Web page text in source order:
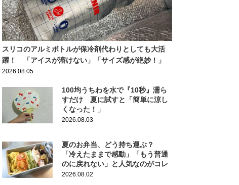
スリコのアルミボトルが保冷剤代わりとしても大活
躍！ 「アイスが溶けない」「サイズ感が絶妙！」
2026.08.05
100均うちわを水で『10秒』濡ら
すだけ 夏に試すと「簡単に涼し
くなった！」
2026.08.03
夏のお弁当、どう持ち運ぶ？
「冷えたままで感動」「もう普通
のに戻れない」と人気なのがコレ
2026.08.02